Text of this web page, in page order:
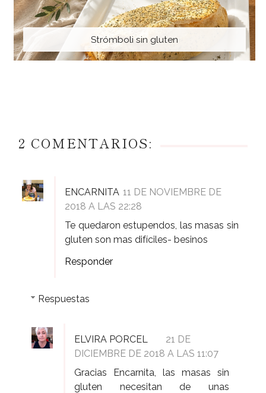
Strómboli sin gluten
2 COMENTARIOS:
ENCARNITA 11 DE NOVIEMBRE DE
2018 A LAS 22:28
Te quedaron estupendos, las masas sin
gluten son mas difíciles- besinos
Responder
Respuestas
ELVIRA PORCEL
21 DE
DICIEMBRE DE 2018 A LAS 11:07
Gracias Encarnita, las masas sin
gluten necesitan de unas